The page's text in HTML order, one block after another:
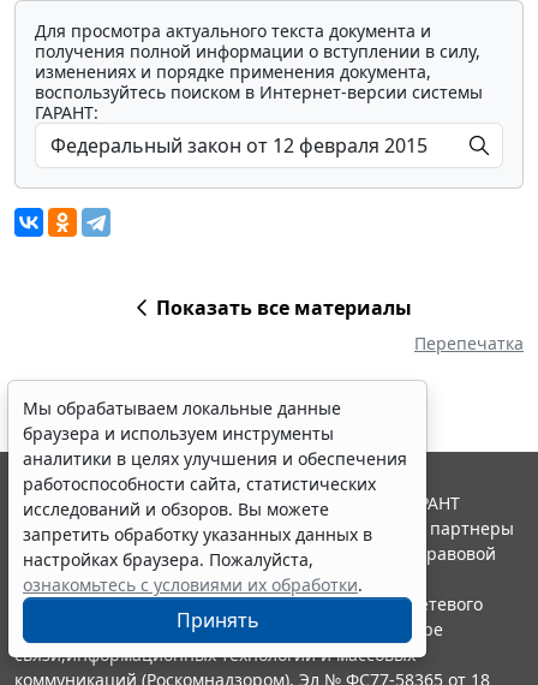
Для просмотра актуального текста документа и
получения полной информации о вступлении в силу,
изменениях и порядке применения документа,
воспользуйтесь поиском в Интернет-версии системы
ГАРАНТ:
Показать все материалы
Перепечатка
Мы обрабатываем локальные данные
браузера и используем инструменты
аналитики в целях улучшения и обеспечения
работоспособности сайта, статистических
исследований и обзоров. Вы можете
запретить обработку указанных данных в
настройках браузера. Пожалуйста,
ознакомьтесь с условиями их обработки.
Принять
© ООО "НПП "ГАРАНТ-СЕРВИС", 2026. Система ГАРАНТ
выпускается с 1990 года. Компания "Гарант" и ее партнеры
являются участниками Российской ассоциации правовой
информации ГАРАНТ.
Портал ГАРАНТ.РУ зарегистрирован в качестве сетевого
издания Федеральной службой по надзору в сфере
связи,информационных технологий и массовых
коммуникаций (Роскомнадзором), Эл № ФС77-58365 от 18